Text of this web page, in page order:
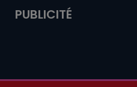
PUBLICITÉ